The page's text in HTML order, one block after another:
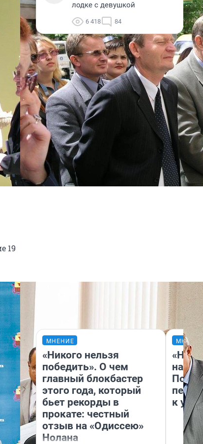
19
лодке с девушкой
6 418 84
МНЕНИЕ
«Никого нельзя
победить». О чем
главный блокбастер
этого года, который
бьет рекорды в
прокате: честный
отзыв на «Одиссею»
Нолана
надо
к